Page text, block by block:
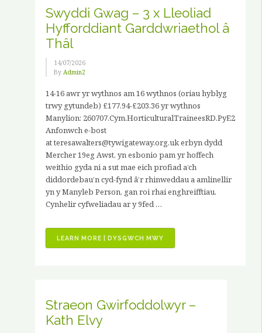
Swyddi Gwag – 3 x Lleoliad
Hyfforddiant Garddwriaethol â
Thâl
14/07/2026
By Admin2
14-16 awr yr wythnos am 16 wythnos (oriau hyblyg
trwy gytundeb) £177.94-£203.36 yr wythnos
Manylion: 260707.Cym.HorticulturalTraineesRD.PyE2
Anfonwch e-bost
at teresawalters@tywigateway.org.uk erbyn dydd
Mercher 19eg Awst, yn esbonio pam yr hoffech
weithio gyda ni a sut mae eich profiad a’ch
diddordebau’n cyd-fynd â’r rhinweddau a amlinellir
yn y Manyleb Person, gan roi rhai enghreifftiau.
Cynhelir cyfweliadau ar y 9fed …
LEARN MORE | DYSGWCH MWY
GWAG
HYFFORDDIANT
Straeon Gwirfoddolwyr –
Kath Elvy